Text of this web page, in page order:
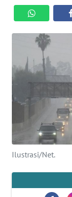
Ilustrasi/Net.
KRIMINAL
EKUIN
SAINS-TEKNO
INTERNASIONAL
SERBA-SERBI
PENDIDIKAN